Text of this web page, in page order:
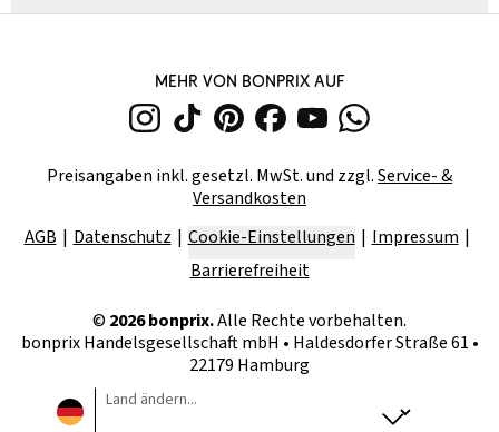
MEHR VON BONPRIX AUF
Preisangaben inkl. gesetzl. MwSt. und zzgl.Service- &
Versandkosten
AGB
Datenschutz Cookie-Einstellungen
Impressum
Barrierefreiheit
© 2026bonprix.Alle Rechte vorbehalten.
bonprix Handelsgesellschaft mbH • Haldesdorfer Straße 61 •
22179 Hamburg
Land ändern...